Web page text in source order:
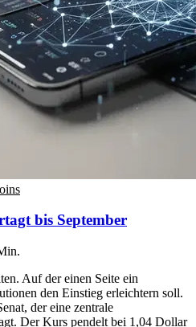
bis September
Auf der einen Seite ein
den Einstieg erleichtern soll.
der eine zentrale
Der Kurs pendelt bei 1,04 Dollar